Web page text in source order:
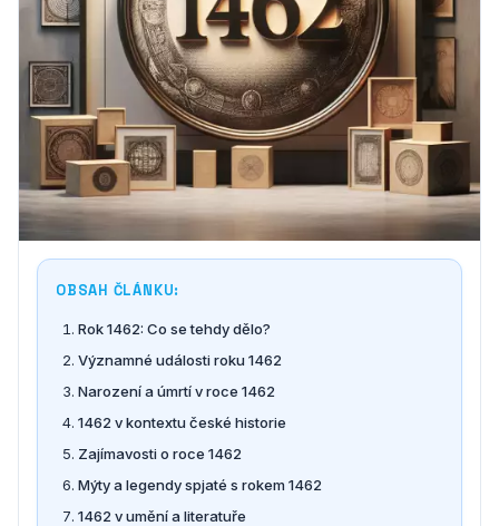
OBSAH ČLÁNKU:
Rok 1462: Co se tehdy dělo?
Významné události roku 1462
Narození a úmrtí v roce 1462
1462 v kontextu české historie
Zajímavosti o roce 1462
Mýty a legendy spjaté s rokem 1462
1462 v umění a literatuře